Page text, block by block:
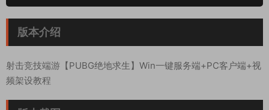
版本介绍
射击竞技端游【PUBG绝地求生】Win一键服务端+PC客户端+视
频架设教程